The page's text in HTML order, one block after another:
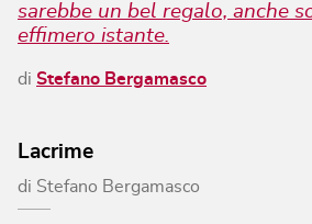
sarebbe un bel regalo, anche
effimero istante.
di Stefano Bergamasco
Lacrime
di Stefano Bergamasco